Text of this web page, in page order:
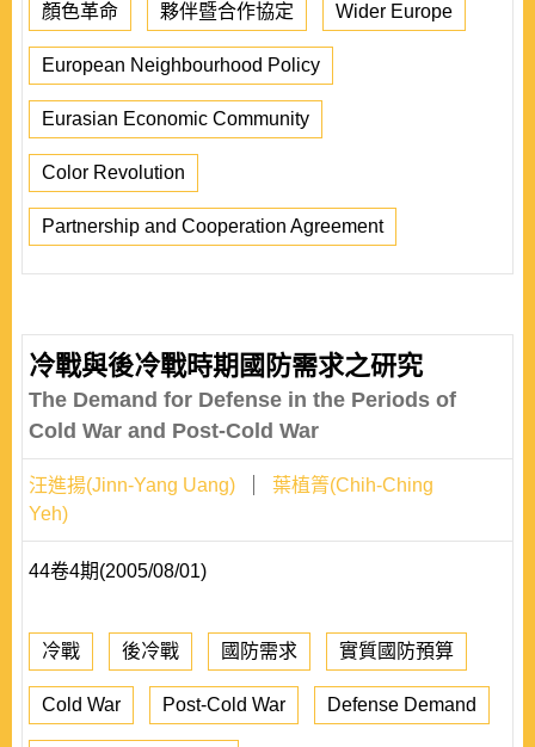
顏色革命 夥伴暨合作協定 Wider Europe
European Neighbourhood Policy
Eurasian Economic Community
Color Revolution
Partnership and Cooperation Agreement
冷戰與後冷戰時期國防需求之研究
The Demand for Defense in the Periods of
Cold War and Post-Cold War
汪進揚(Jinn-Yang Uang)
葉植箐(Chih-Ching
Yeh)
44卷4期(2005/08/01)
冷戰 後冷戰 國防需求 實質國防預算
Cold War Post-Cold War Defense Demand